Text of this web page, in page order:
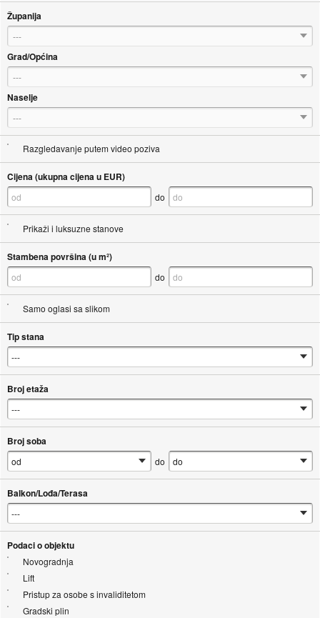
Županija
---
Grad/Općina
---
Naselje
---
Razgledavanje putem video poziva
Cijena (ukupna cijena u EUR)
do
Prikaži i luksuzne stanove
Stambena površina (u m²)
do
Samo oglasi sa slikom
Tip stana
Broj etaža
Broj soba
do
Balkon/Lođa/Terasa
Podaci o objektu
Novogradnja
Lift
Pristup za osobe s invaliditetom
Gradski plin